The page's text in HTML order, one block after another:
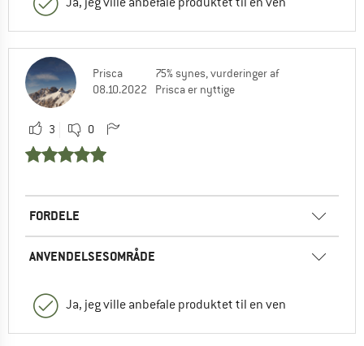
Prisca
08.10.2022
75% synes, vurderinger af
Prisca er nyttige
3 0
FORDELE
ANVENDELSESOMRÅDE
Ja, jeg ville anbefale produktet til en ven